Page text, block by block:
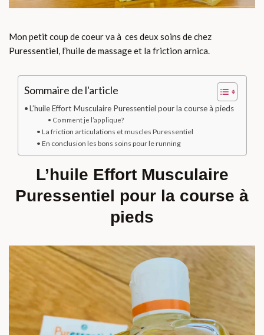
Mon petit coup de coeur va à ces deux soins de chez
Puressentiel, l’huile de massage et la friction arnica.
Sommaire de l'article
L’huile Effort Musculaire Puressentiel pour la course à pieds
Comment je l’applique?
La friction articulations et muscles Puressentiel
En conclusion les bons soins pour le running
L’huile Effort Musculaire
Puressentiel pour la course à
pieds